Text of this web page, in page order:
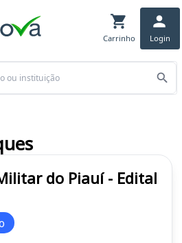
Carrinho Login
do Piauí - Edital